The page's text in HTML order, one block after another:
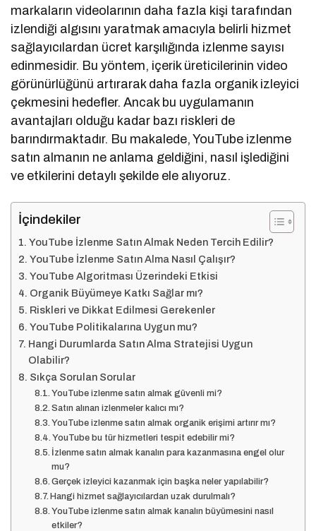
markaların videolarının daha fazla kişi tarafından
izlendiği algısını yaratmak amacıyla belirli hizmet
sağlayıcılardan ücret karşılığında izlenme sayısı
edinmesidir. Bu yöntem, içerik üreticilerinin video
görünürlüğünü artırarak daha fazla organik izleyici
çekmesini hedefler. Ancak bu uygulamanın
avantajları olduğu kadar bazı riskleri de
barındırmaktadır. Bu makalede, YouTube izlenme
satın almanın ne anlama geldiğini, nasıl işlediğini
ve etkilerini detaylı şekilde ele alıyoruz.
İçindekiler
YouTube İzlenme Satın Almak Neden Tercih Edilir?
YouTube İzlenme Satın Alma Nasıl Çalışır?
YouTube Algoritması Üzerindeki Etkisi
Organik Büyümeye Katkı Sağlar mı?
Riskleri ve Dikkat Edilmesi Gerekenler
YouTube Politikalarına Uygun mu?
Hangi Durumlarda Satın Alma Stratejisi Uygun
Olabilir?
Sıkça Sorulan Sorular
YouTube izlenme satın almak güvenli mi?
Satın alınan izlenmeler kalıcı mı?
YouTube izlenme satın almak organik erişimi artırır mı?
YouTube bu tür hizmetleri tespit edebilir mi?
İzlenme satın almak kanalın para kazanmasına engel olur
mu?
Gerçek izleyici kazanmak için başka neler yapılabilir?
Hangi hizmet sağlayıcılardan uzak durulmalı?
YouTube izlenme satın almak kanalın büyümesini nasıl
etkiler?